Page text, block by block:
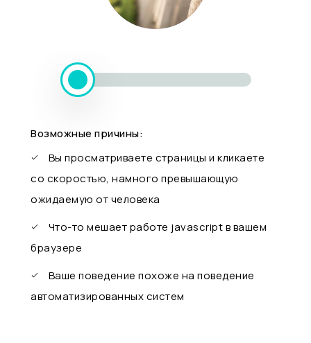
Возможные причины:
Вы просматриваете страницы и кликаете
со скоростью, намного превышающую
ожидаемую от человека
Что-то мешает работе javascript в вашем
браузере
Ваше поведение похоже на поведение
автоматизированных систем